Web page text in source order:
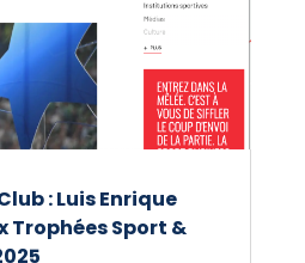
: Luis Enrique
Trophées Sport &